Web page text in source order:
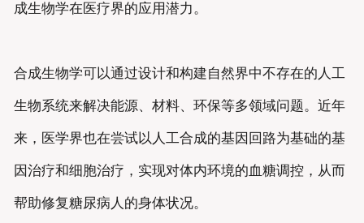
成生物学在医疗界的应用潜力。
合成生物学可以通过设计和构建自然界中不存在的人工
生物系统来解决能源、材料、环保等多领域问题。近年
来，医学界也在尝试以人工合成的基因回路为基础的基
因治疗和细胞治疗，实现对体内环境的血糖调控，从而
帮助修复糖尿病 人的身体状况。